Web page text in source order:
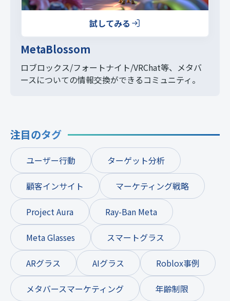
試してみる
MetaBlossom
ロブロックス/フォートナイト/VRChat等、 メタバ
ースについての情報交換ができるコミュニティ。
注目のタグ
ユーザー行動 ターゲット分析
顧客インサイト マーケティング戦略
Project Aura Ray-Ban Meta
Meta Glasses スマートグラス
ARグラス AIグラス Roblox事例
メタバースマーケティング 年齢制限